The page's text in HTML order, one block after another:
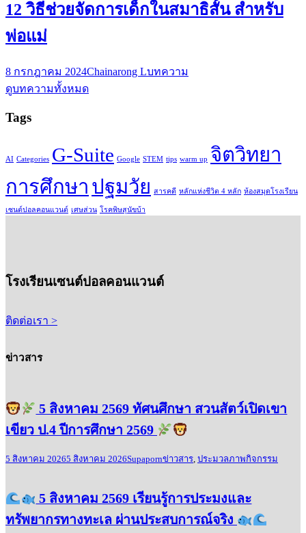
12 วิธีช่วยจัดการเด็กในสมาธิสั้น สำหรับ
พ่อแม่
8 กรกฎาคม 2024Chainarong Lบทความ
ดูบทความทั้งหมด
Tags
AI Categories G-Suite Google STEM tips warm up จิตวิทยา
การศึกษา ปฐมวัย สารคดี หลักแห่งชีวิต 4 หลัก ห้องสมุดโรงเรียน
เซนต์ปอลคอนแวนต์ เศษส่วน โรคพิษสุนัขบ้า
โรงเรียนเซนต์ปอลคอนแวนต์
ติดต่อเรา >
ข่าวสาร
5 สิงหาคม 2569 ทัศนศึกษา สวนสัตว์เปิดเขา
เขียว ป.4 ปีการศึกษา 2569
5 สิงหาคม 20265 สิงหาคม 2026Supapornข่าวสาร, ประมวลภาพกิจกรรม
5 สิงหาคม 2569 เรียนรู้การประมงและ
ทรัพยากรทางทะเล ผ่านประสบการณ์จริง